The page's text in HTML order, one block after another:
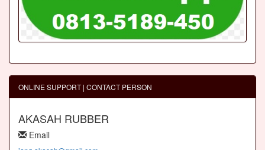
ONLINE SUPPORT | CONTACT PERSON
AKASAH RUBBER
Email